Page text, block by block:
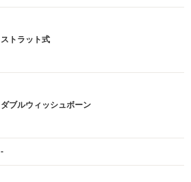
ストラット式
ダブルウィッシュボーン
-